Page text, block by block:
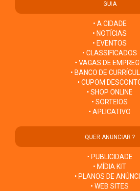
GUIA
• A CIDADE
• NOTÍCIAS
• EVENTOS
• CLASSIFICADOS
• VAGAS DE
• BANCO DE
• CUPOM
• SHOP ONLINE
• SORTEIOS
• APLICATIVO
QUER ANUNCIAR ?
• PUBLICIDADE
• MÍDIA KIT
• PLANOS DE
• WEB SITES